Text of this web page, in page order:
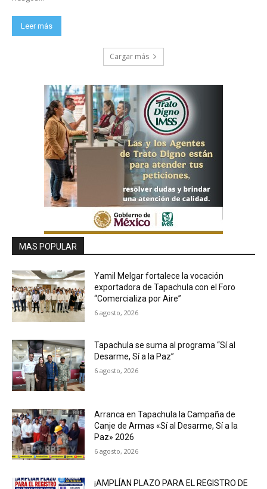
Leer más
Cargar más
MAS POPULAR
Yamil Melgar fortalece la vocación
exportadora de Tapachula con el Foro
“Comercializa por Aire”
6 agosto, 2026
Tapachula se suma al programa “Sí al
Desarme, Sí a la Paz”
6 agosto, 2026
Arranca en Tapachula la Campaña de
Canje de Armas «Sí al Desarme, Sí a la
Paz» 2026
6 agosto, 2026
¡AMPLÍAN PLAZO PARA EL REGISTRO DE